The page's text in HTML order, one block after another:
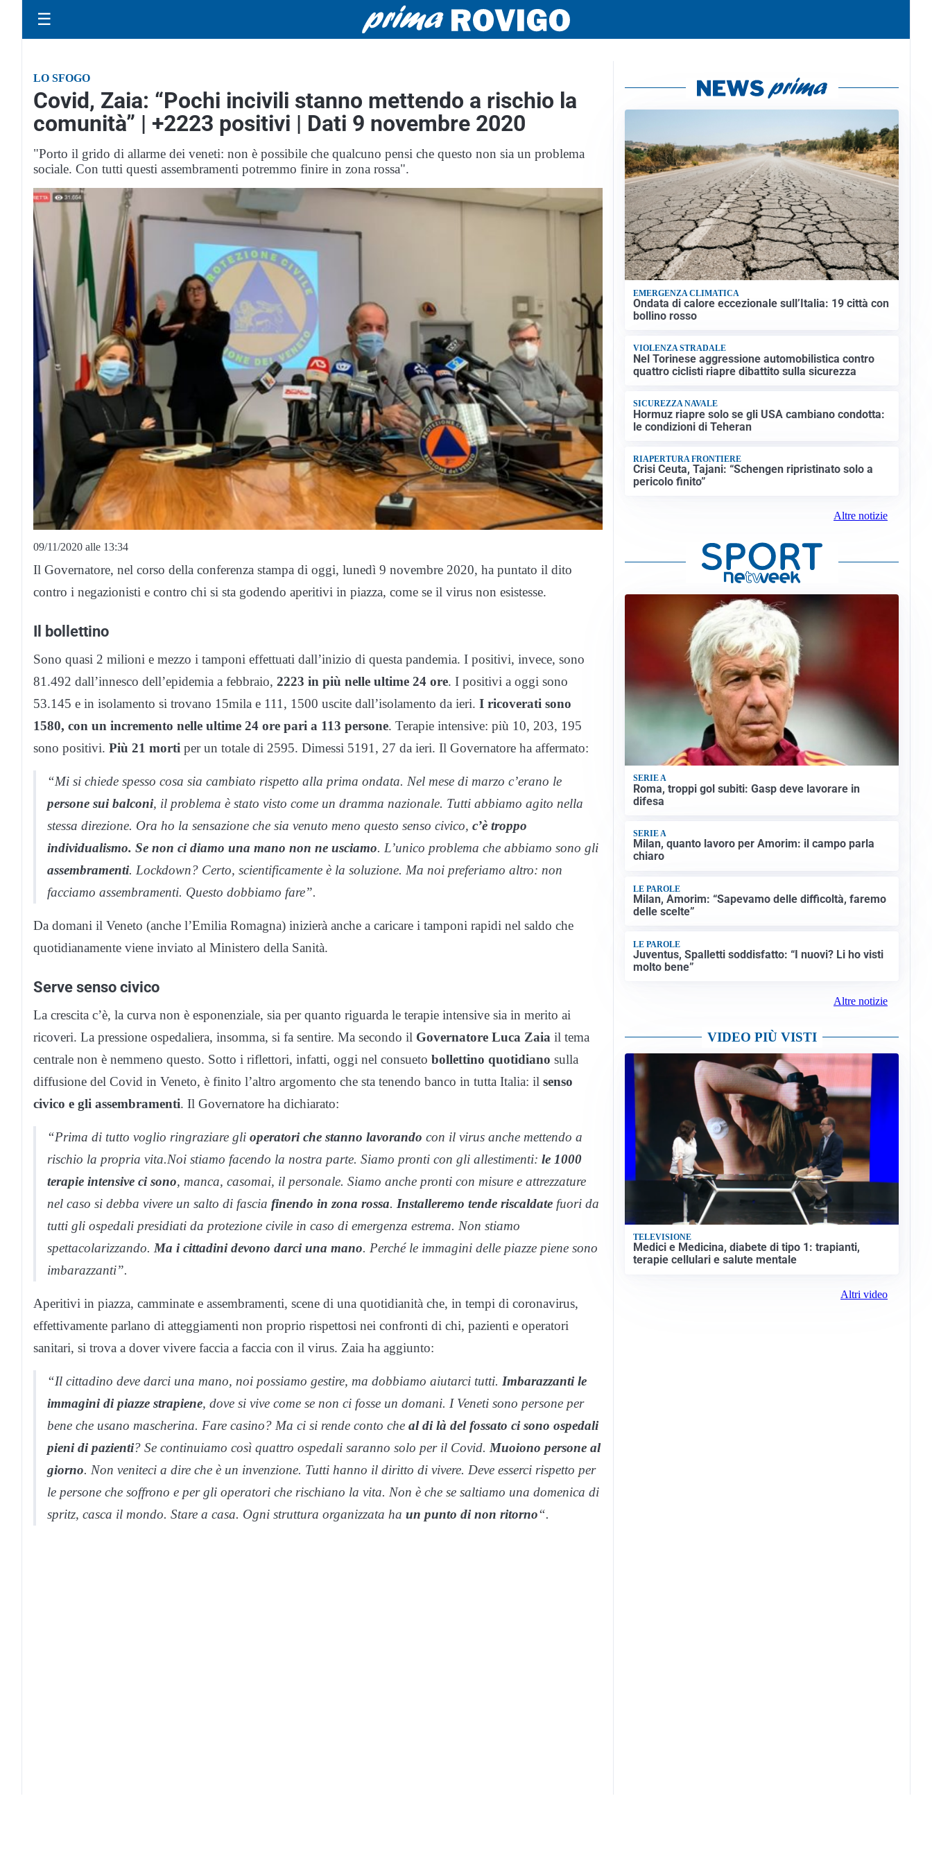
☰
LO SFOGO
Covid, Zaia: “Pochi incivili stanno mettendo a rischio la
comunità” | +2223 positivi | Dati 9 novembre 2020
"Porto il grido di allarme dei veneti: non è possibile che qualcuno pensi che questo non sia un problema
sociale. Con tutti questi assembramenti potremmo finire in zona rossa".
09/11/2020 alle 13:34
Il Governatore, nel corso della conferenza stampa di oggi, lunedì 9 novembre 2020, ha puntato il dito
contro i negazionisti e contro chi si sta godendo aperitivi in piazza, come se il virus non esistesse.
Il bollettino
Sono quasi 2 milioni e mezzo i tamponi effettuati dall’inizio di questa pandemia. I positivi, invece, sono
81.492 dall’innesco dell’epidemia a febbraio, 2223 in più nelle ultime 24 ore. I positivi a oggi sono
53.145 e in isolamento si trovano 15mila e 111, 1500 uscite dall’isolamento da ieri. I ricoverati sono
1580, con un incremento nelle ultime 24 ore pari a 113 persone. Terapie intensive: più 10, 203, 195
sono positivi. Più 21 morti per un totale di 2595. Dimessi 5191, 27 da ieri. Il Governatore ha affermato:
“Mi si chiede spesso cosa sia cambiato rispetto alla prima ondata. Nel mese di marzo c’erano le
persone sui balconi, il problema è stato visto come un dramma nazionale. Tutti abbiamo agito nella
stessa direzione. Ora ho la sensazione che sia venuto meno questo senso civico, c’è troppo
individualismo. Se non ci diamo una mano non ne usciamo. L’unico problema che abbiamo sono gli
assembramenti. Lockdown? Certo, scientificamente è la soluzione. Ma noi preferiamo altro: non
facciamo assembramenti. Questo dobbiamo fare”.
Da domani il Veneto (anche l’Emilia Romagna) inizierà anche a caricare i tamponi rapidi nel saldo che
quotidianamente viene inviato al Ministero della Sanità.
Serve senso civico
La crescita c’è, la curva non è esponenziale, sia per quanto riguarda le terapie intensive sia in merito ai
ricoveri. La pressione ospedaliera, insomma, si fa sentire. Ma secondo il Governatore Luca Zaia il tema
centrale non è nemmeno questo. Sotto i riflettori, infatti, oggi nel consueto bollettino quotidiano sulla
diffusione del Covid in Veneto, è finito l’altro argomento che sta tenendo banco in tutta Italia: il senso
civico e gli assembramenti. Il Governatore ha dichiarato:
“Prima di tutto voglio ringraziare gli operatori che stanno lavorando con il virus anche mettendo a
rischio la propria vita.Noi stiamo facendo la nostra parte. Siamo pronti con gli allestimenti: le 1000
terapie intensive ci sono, manca, casomai, il personale. Siamo anche pronti con misure e attrezzature
nel caso si debba vivere un salto di fascia finendo in zona rossa. Installeremo tende riscaldate fuori da
tutti gli ospedali presidiati da protezione civile in caso di emergenza estrema. Non stiamo
spettacolarizzando. Ma i cittadini devono darci una mano. Perché le immagini delle piazze piene sono
imbarazzanti”.
Aperitivi in piazza, camminate e assembramenti, scene di una quotidianità che, in tempi di coronavirus,
effettivamente parlano di atteggiamenti non proprio rispettosi nei confronti di chi, pazienti e operatori
sanitari, si trova a dover vivere faccia a faccia con il virus. Zaia ha aggiunto:
“Il cittadino deve darci una mano, noi possiamo gestire, ma dobbiamo aiutarci tutti. Imbarazzanti le
immagini di piazze strapiene, dove si vive come se non ci fosse un domani. I Veneti sono persone per
bene che usano mascherina. Fare casino? Ma ci si rende conto che al di là del fossato ci sono ospedali
pieni di pazienti? Se continuiamo così quattro ospedali saranno solo per il Covid. Muoiono persone al
giorno. Non veniteci a dire che è un invenzione. Tutti hanno il diritto di vivere. Deve esserci rispetto per
le persone che soffrono e per gli operatori che rischiano la vita. Non è che se saltiamo una domenica di
spritz, casca il mondo. Stare a casa. Ogni struttura organizzata ha un punto di non ritorno“.
EMERGENZA CLIMATICA
Ondata di calore eccezionale sull’Italia: 19 città con
bollino rosso
VIOLENZA STRADALE
Nel Torinese aggressione automobilistica contro
quattro ciclisti riapre dibattito sulla sicurezza
SICUREZZA NAVALE
Hormuz riapre solo se gli USA cambiano condotta:
le condizioni di Teheran
RIAPERTURA FRONTIERE
Crisi Ceuta, Tajani: “Schengen ripristinato solo a
pericolo finito”
Altre notizie
SERIE A
Roma, troppi gol subiti: Gasp deve lavorare in
difesa
SERIE A
Milan, quanto lavoro per Amorim: il campo parla
chiaro
LE PAROLE
Milan, Amorim: “Sapevamo delle difficoltà, faremo
delle scelte”
LE PAROLE
Juventus, Spalletti soddisfatto: “I nuovi? Li ho visti
molto bene”
Altre notizie
VIDEO PIÙ VISTI
TELEVISIONE
Medici e Medicina, diabete di tipo 1: trapianti,
terapie cellulari e salute mentale
Altri video